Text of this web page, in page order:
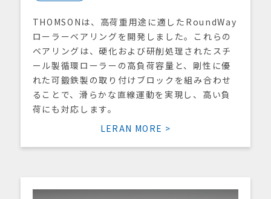
THOMSONは、高荷重用途に適したRoundWay
ローラーベアリングを開発しました。これらの
ベアリングは、硬化および研削処理されたスチ
ール製循環ローラーの高負荷容量と、剛性に優
れた可鍛鉄製の取り付けブロックを組み合わせ
ることで、滑らかな直線運動を実現し、高い負
荷にも対応します。
LERAN MORE >